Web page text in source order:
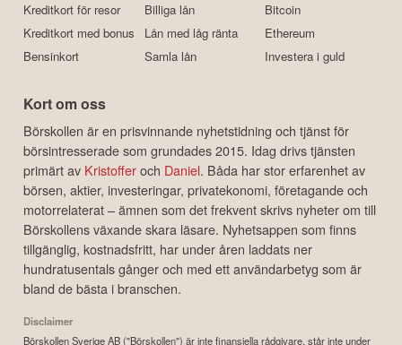
Kreditkort för resor
Kreditkort med bonus
Bensinkort
Billiga lån
Lån med låg ränta
Samla lån
Bitcoin
Ethereum
Investera i guld
Kort om oss
Börskollen är en prisvinnande nyhetstidning och tjänst för
börsintresserade som grundades 2015. Idag drivs tjänsten
primärt av Kristofferoch Daniel. Båda har stor erfarenhet av
börsen, aktier, investeringar, privatekonomi, företagande och
motorrelaterat – ämnen som det frekvent skrivs nyheter om till
Börskollens växande skara läsare. Nyhetsappen som finns
tillgänglig, kostnadsfritt, har under åren laddats ner
hundratusentals gånger och med ett användarbetyg som är
bland de bästa i branschen.
Disclaimer
Börskollen Sverige AB ("Börskollen") är inte finansiella rådgivare, står inte under